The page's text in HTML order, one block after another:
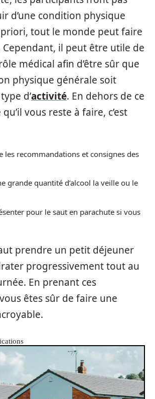
d’une condition physique
tout le monde peut faire
Cependant, il peut être utile de
médical afin d’être sûr que
physique générale soit
d’activité. En dehors de ce
vous reste à faire, c’est
les recommandations et consignes des
grande quantité d’alcool la veille ou le
pour le saut en parachute si vous
prendre un petit déjeuner
progressivement tout au
En prenant ces
êtes sûr de faire une